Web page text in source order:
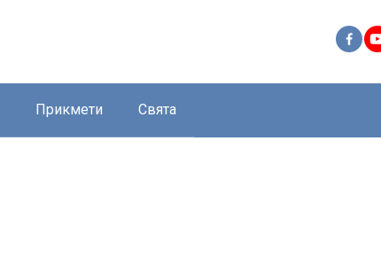
Прикмети Свята